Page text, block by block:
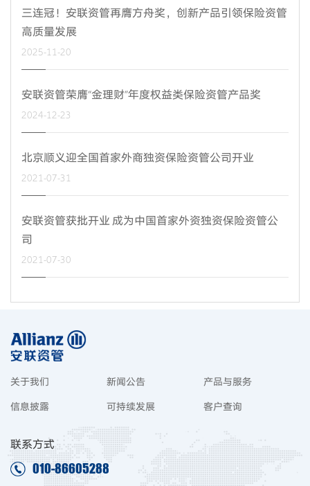
三连冠！安联资管再膺方舟奖，创新产品引领保险资管
高质量发展
2025-11-20
安联资管荣膺“金理财”年度权益类保险资管产品奖
2024-12-23
北京顺义迎全国首家外商独资保险资管公司开业
2021-07-31
安联资管获批开业 成为中国首家外资独资保险资管公
司
2021-07-30
关于我们 新闻公告 产品与服务
信息披露 可持续发展 客户查询
联系方式
010-86605288